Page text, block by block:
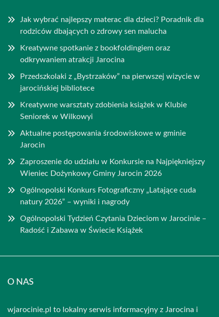
Jak wybrać najlepszy materac dla dzieci? Poradnik dla
rodziców dbających o zdrowy sen malucha
Kreatywne spotkanie z bookfoldingiem oraz
odkrywaniem atrakcji Jarocina
Przedszkolaki z „Bystrzaków” na pierwszej wizycie w
jarocińskiej bibliotece
Kreatywne warsztaty zdobienia książek w Klubie
Seniorek w Wilkowyi
Aktualne postępowania środowiskowe w gminie
Jarocin
Zaproszenie do udziału w Konkursie na Najpiękniejszy
Wieniec Dożynkowy Gminy Jarocin 2026
Ogólnopolski Konkurs Fotograficzny „Latające cuda
natury 2026” – wyniki i nagrody
Ogólnopolski Tydzień Czytania Dzieciom w Jarocinie –
Radość i Zabawa w Świecie Książek
O NAS
wjarocinie.pl to lokalny serwis informacyjny z Jarocina i